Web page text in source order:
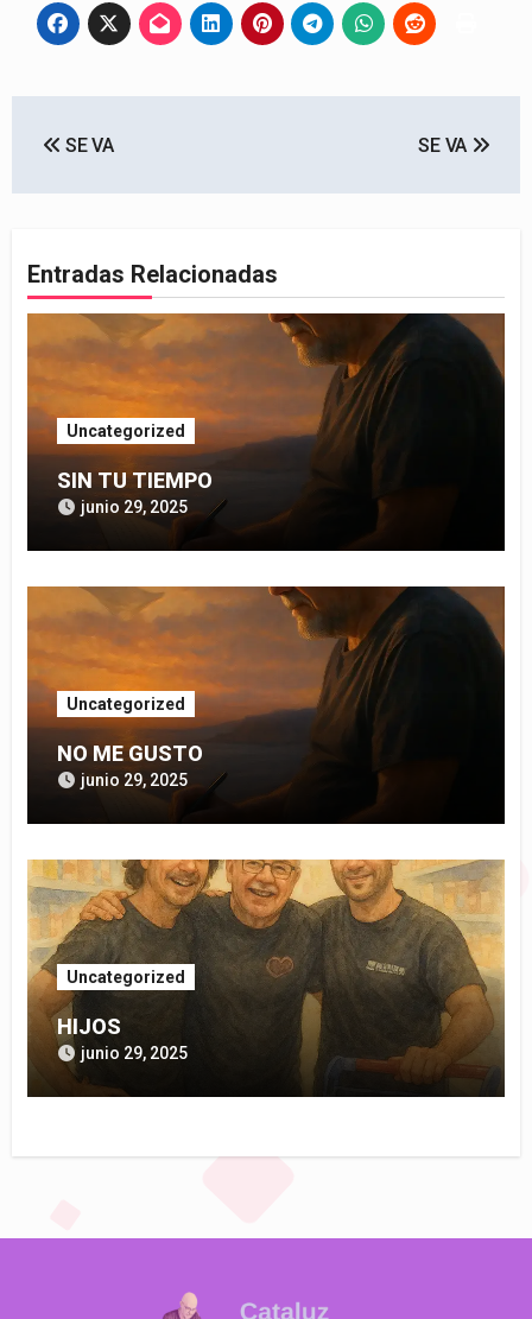
de SE VA SE VA
Entradas Relacionadas
Uncategorized
SIN TU TIEMPO
junio 29, 2025
Uncategorized
NO ME GUSTO
junio 29, 2025
Uncategorized
HIJOS
junio 29, 2025